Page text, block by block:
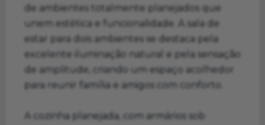
de ambientes totalmente planejados que
unem estética e funcionalidade. A sala de
estar para dois ambientes se destaca pela
excelente iluminação natural e pela sensação
de amplitude, criando um espaço acolhedor
para reunir família e amigos com conforto.
A cozinha planejada, com armários sob